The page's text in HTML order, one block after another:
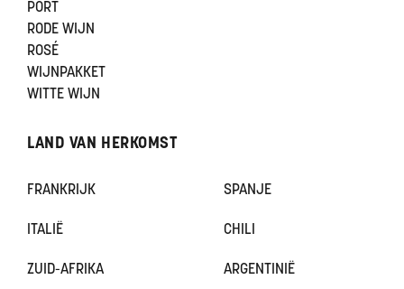
PORT
RODE WIJN
ROSÉ
WIJNPAKKET
WITTE WIJN
LAND VAN HERKOMST
FRANKRIJK SPANJE
ITALIË CHILI
ZUID-AFRIKA ARGENTINIË